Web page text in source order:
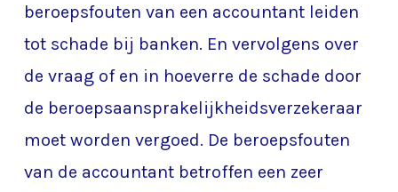
beroepsfouten van een accountant leiden
tot schade bij banken. En vervolgens over
de vraag of en in hoeverre de schade door
de beroepsaansprakelijkheidsverzekeraar
moet worden vergoed. De beroepsfouten
van de accountant betroffen een zeer